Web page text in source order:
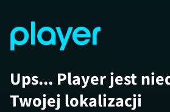
Ups... Player jest
Twojej lokalizacji